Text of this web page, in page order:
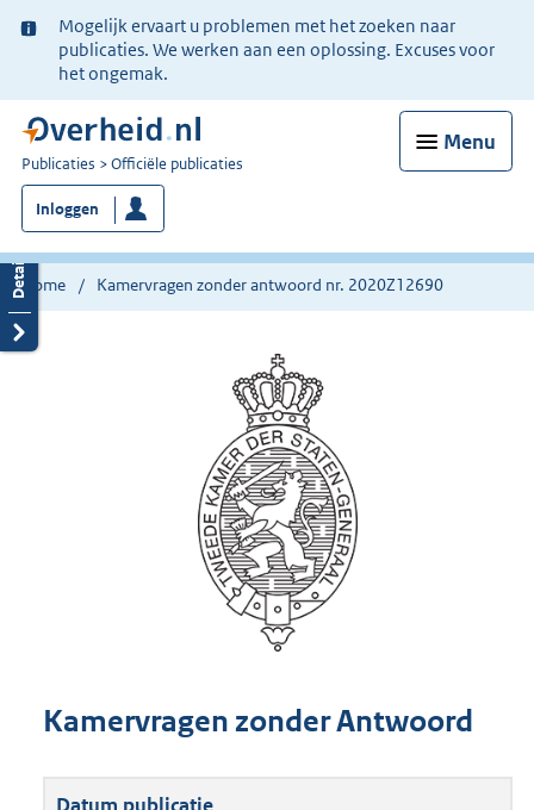
Ter
informatie:
Mogelijk ervaart u problemen met het zoeken naar
publicaties. We werken aan een oplossing. Excuses voor
het ongemak.
Menu
U
bent
nu
hier:
Publicaties Officiële publicaties
Inloggen
Home Kamervragen zonder antwoord nr. 2020Z12690
Kamervragen zonder Antwoord